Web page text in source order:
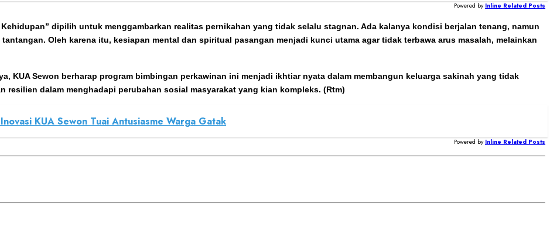
Powered by Inline Related Posts
dipilih untuk menggambarkan realitas pernikahan yang tidak selalu stagnan. Ada kalanya kondisi berjalan tenang, namun
Oleh karena itu, kesiapan mental dan spiritual pasangan menjadi kunci utama agar tidak terbawa arus masalah, melainkan
KUA Sewon berharap program bimbingan perkawinan ini menjadi ikhtiar nyata dalam membangun keluarga sakinah yang tidak
dalam menghadapi perubahan sosial masyarakat yang kian kompleks. (Rtm)
KUA Sewon Tuai Antusiasme Warga Gatak
Powered by Inline Related Posts